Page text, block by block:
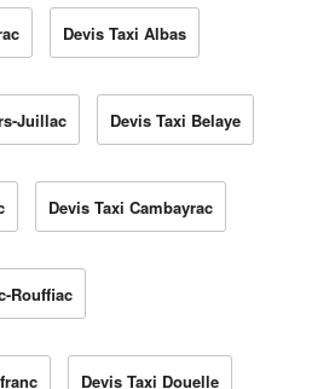
Devis Taxi Albas
Juillac Devis Taxi Belaye
Devis Taxi Cambayrac
Rouffiac
Devis Taxi Douelle